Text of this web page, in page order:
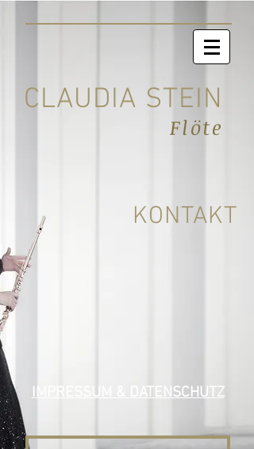
CLAUDIA STEIN
Flöte
KONTAKT
IMPRESSUM & DATENSCHUTZ